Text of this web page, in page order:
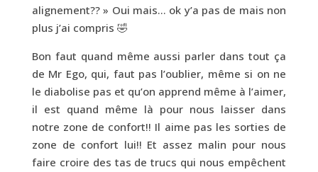
alignement?? » Oui mais… ok y’a pas de mais non
plus j’ai compris 🤣
Bon faut quand même aussi parler dans tout ça
de Mr Ego, qui, faut pas l’oublier, même si on ne
le diabolise pas et qu’on apprend même à l’aimer,
il est quand même là pour nous laisser dans
notre zone de confort!! Il aime pas les sorties de
zone de confort lui!! Et assez malin pour nous
faire croire des tas de trucs qui nous empêchent